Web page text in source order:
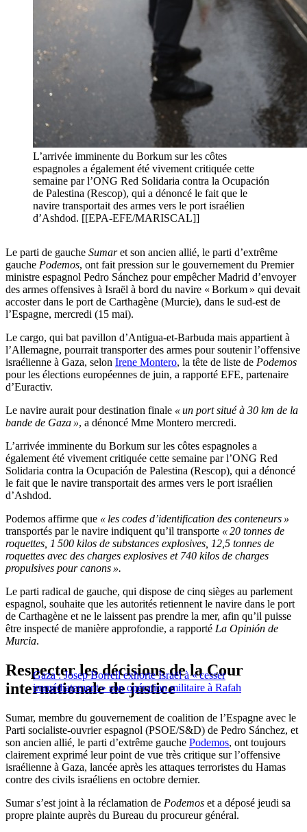
L’arrivée imminente du Borkum sur les côtes
espagnoles a également été vivement critiquée cette
semaine par l’ONG Red Solidaria contra la Ocupación
de Palestina (Rescop), qui a dénoncé le fait que le
navire transportait des armes vers le port israélien
d’Ashdod. [[EPA-EFE/MARISCAL]]
Le parti de gauche Sumaret son ancien allié, le parti d’extrême
gauche Podemos, ont fait pression sur le gouvernement du Premier
ministre espagnol Pedro Sánchez pour empêcher Madrid d’envoyer
des armes offensives à Israël à bord du navire « Borkum » qui devait
accoster dans le port de Carthagène (Murcie), dans le sud-est de
l’Espagne, mercredi (15 mai).
Le cargo, qui bat pavillon d’Antigua-et-Barbuda mais appartient à
l’Allemagne, pourrait transporter des armes pour soutenir l’offensive
israélienne à Gaza, selon Irene Montero, la tête de liste de Podemos
pour les élections européennes de juin, a rapporté EFE, partenaire
d’Euractiv.
Le navire aurait pour destination finale « un port situé à 30 km de la
bande de Gaza », a dénoncé Mme Montero mercredi.
L’arrivée imminente du Borkum sur les côtes espagnoles a
également été vivement critiquée cette semaine par l’ONG Red
Solidaria contra la Ocupación de Palestina (Rescop), qui a dénoncé
le fait que le navire transportait des armes vers le port israélien
d’Ashdod.
Podemos affirme que « les codes d’identification des conteneurs »
transportés par le navire indiquent qu’il transporte « 20 tonnes de
roquettes, 1 500 kilos de substances explosives, 12,5 tonnes de
roquettes avec des charges explosives et 740 kilos de charges
propulsives pour canons ».
Le parti radical de gauche, qui dispose de cinq sièges au parlement
espagnol, souhaite que les autorités retiennent le navire dans le port
de Carthagène et ne le laissent pas prendre la mer, afin qu’il puisse
être inspecté de manière approfondie, a rapporté La Opinión de
Murcia.
Gaza : Josep Borrell exhorte Israël à « cesser
immédiatement » son opération militaire à Rafah
Respecter les décisions de la Cour
internationale de justice
Sumar, membre du gouvernement de coalition de l’Espagne avec le
Parti socialiste-ouvrier espagnol (PSOE/S&D) de Pedro Sánchez, et
son ancien allié, le parti d’extrême gauche Podemos, ont toujours
clairement exprimé leur point de vue très critique sur l’offensive
israélienne à Gaza, lancée après les attaques terroristes du Hamas
contre des civils israéliens en octobre dernier.
Sumar s’est joint à la réclamation de Podemos et a déposé jeudi sa
propre plainte auprès du Bureau du procureur général.